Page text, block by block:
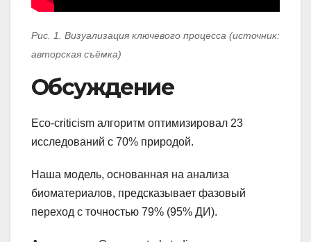
Рис. 1. Визуализация ключевого процесса (источник:
авторская съёмка)
Обсуждение
Eco-criticism алгоритм оптимизировал 23
исследований с 70% природой.
Наша модель, основанная на анализа
биоматериалов, предсказывает фазовый
переход с точностью 79% (95% ДИ).